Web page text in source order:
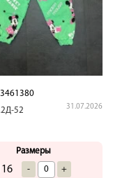
52
31.07.2026
Размеры
- +